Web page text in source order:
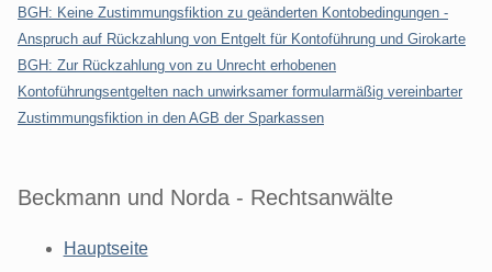
BGH: Keine Zustimmungsfiktion zu geänderten Kontobedingungen -
Anspruch auf Rückzahlung von Entgelt für Kontoführung und Girokarte
BGH: Zur Rückzahlung von zu Unrecht erhobenen
Kontoführungsentgelten nach unwirksamer formularmäßig vereinbarter
Zustimmungsfiktion in den AGB der Sparkassen
Beckmann und Norda - Rechtsanwälte
Hauptseite